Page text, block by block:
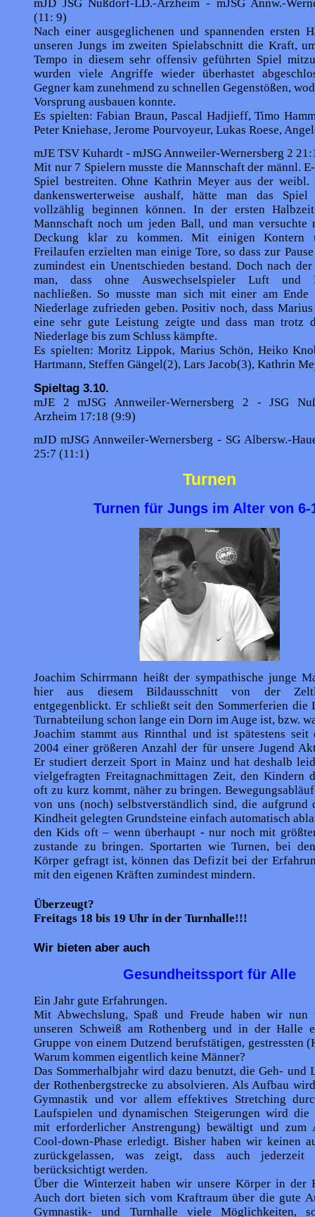
mJD JSG Nußdorf-LD.-Arzheim - mJSG Annw.-
(11: 9)
Nach einer ausgeglichenen und spannenden ersten
unseren Jungs im zweiten Spielabschnitt die Kraft,
Tempo in diesem sehr offensiv geführten Spiel
wurden viele Angriffe wieder überhastet
Gegner kam zunehmend zu schnellen Gegenstößen,
Vorsprung ausbauen konnte.
Es spielten: Fabian Braun, Pascal Hadjieff, Timo
Peter Kniehase, Jerome Pourvoyeur, Lukas Roese,
mJE TSV Kuhardt - mJSG Annweiler-Wernersberg 2
Mit nur 7 Spielern musste die Mannschaft der männl.
Spiel bestreiten. Ohne Kathrin Meyer aus der weibl.
dankenswerterweise aushalf, hätte man das
vollzählig beginnen können. In der ersten
Mannschaft noch um jeden Ball, und man
Deckung klar zu kommen. Mit einigen Kontern
Freilaufen erzielten man einige Tore, so dass zur
zumindest ein Unentschieden bestand. Doch nach der
man, dass ohne Auswechselspieler Luft und
nachließen. So musste man sich mit einer am Ende
Niederlage zufrieden geben. Positiv noch, dass
eine sehr gute Leistung zeigte und dass man trotz
Niederlage bis zum Schluss kämpfte.
Es spielten: Moritz Lippok, Marius Schön, Heiko
Hartmann, Steffen Gängel(2), Lars Jacob(3), Kathrin
Spieltag 3.10.
mJE 2 mJSG Annweiler-Wernersberg 2 - JSG
Arzheim 17:18 (9:9)
mJD mJSG Annweiler-Wernersberg - SG Albersw.-
25:7 (11:1)
Turnen
Turnen für Jungs im Alter von 6-
Joachim Schirrmann heißt der sympathische junge
hier aus diesem Bildausschnitt von der
entgegenblickt. Er schließt seit den Sommerferien die
Turnabteilung schon lange ein Dorn im Auge ist, bzw.
Joachim stammt aus Rinnthal und ist spätestens seit
2004 einer größeren Anzahl der für unsere Jugend
Er studiert derzeit Sport in Mainz und hat deshalb
vielgefragten Freitagnachmittagen Zeit, den Kindern
oft zu kurz kommt, näher zu bringen.
von uns (noch) selbstverständlich sind, die aufgrund
Kindheit gelegten Grundsteine einfach automatisch
den Kids oft – wenn überhaupt - nur noch mit
zustande zu bringen. Sportarten wie Turnen, bei
Körper gefragt ist, können das Defizit bei der
mit den eigenen Kräften zumindest mindern.
Überzeugt?
Freitags 18 bis 19 Uhr in der Turnhalle!!!
Wir bieten aber auch
Gesundheitssport für Alle
Ein Jahr gute Erfahrungen.
Mit Abwechslung, Spaß und Freude haben wir nun
unseren Schweiß am Rothenberg und in der Halle
Gruppe von einem Dutzend berufstätigen, gestressten
Warum kommen eigentlich keine Männer?
Das Sommerhalbjahr wird dazu benutzt, die Geh- und
der Rothenbergstrecke zu absolvieren. Als Aufbau
Gymnastik und vor allem effektives Stretching
Laufspielen und dynamischen Steigerungen wird die
mit erforderlicher Anstrengung) bewältigt und zum
Cool-down-Phase erledigt. Bisher haben wir keinen
zurückgelassen, was zeigt, dass auch jederzeit
berücksichtigt werden.
Über die Winterzeit haben wir unsere Körper in der
Auch dort bieten sich vom Kraftraum über die gute
Gymnastik- und Turnhalle viele Möglichkeiten,